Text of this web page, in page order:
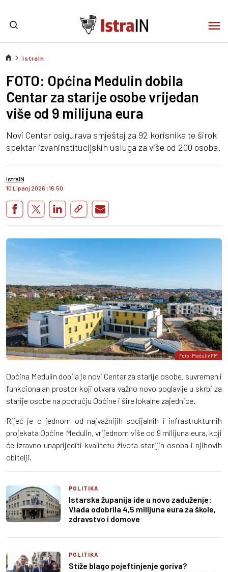
IstraIn
FOTO: Općina Medulin dobila
Centar za starije osobe vrijedan
više od 9 milijuna eura
Novi Centar osigurava smještaj za 92 korisnika te širok
spektar izvaninstitucijskih usluga za više od 200 osoba.
IstraIN
10 Lipanj 2026 I 16:50
Foto: MedulinFM
Općina Medulin dobila je novi Centar za starije osobe, suvremen i
funkcionalan prostor koji otvara važno novo poglavlje u skrbi za
starije osobe na području Općine i šire lokalne zajednice.
Riječ je o jednom od najvažnijih socijalnih i infrastrukturnih
projekata Općine Medulin, vrijednom više od 9 milijuna eura, koji
će izravno unaprijediti kvalitetu života starijih osoba i njihovih
obitelji.
POLITIKA
Istarska županija ide u novo zaduženje:
Vlada odobrila 4,5 milijuna eura za škole,
zdravstvo i domove
POLITIKA
Stiže blago pojeftinjenje goriva?